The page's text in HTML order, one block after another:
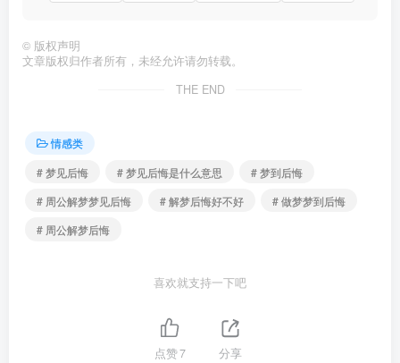
© 版权声明
文章版权归作者所有，未经允许请勿转载。
THE END
情感类
# 梦见后悔
# 梦见后悔是什么意思
# 梦到后悔
# 周公解梦梦见后悔
# 解梦后悔好不好
# 做梦梦到后悔
# 周公解梦后悔
喜欢就支持一下吧
点赞7 分享